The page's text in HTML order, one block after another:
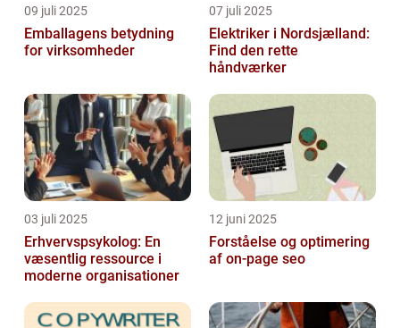
09 juli 2025
Emballagens betydning
for virksomheder
07 juli 2025
Elektriker i Nordsjælland:
Find den rette
håndværker
03 juli 2025
Erhvervspsykolog: En
væsentlig ressource i
moderne organisationer
12 juni 2025
Forståelse og optimering
af on-page seo